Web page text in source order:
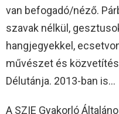
van befogadó/néző.
szavak nélkül,
hangjegyekkel,
művészet és
Délutánja. 2013-ban is…
A SZIE Gyakorló